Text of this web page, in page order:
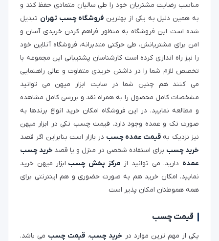
مناسب رضایت مشتریان خود را طی سالیان متمادی حفظ کند و
به همین دلیل به یکی از بهترین فروشگاه چسب تهران تبدیل
شده است این فروشگاه به منظور فراهم کردن خریدی آسان و
امن برای مشتریانش، طی حرکتی متدبرانه، فروشگاه آنلاین خود
را نیز راه اندازی کرده است کارشناسان پشتیبانی این مجموعه با
تخصص لازم شما را در داشتن خریدی متفاوت و عالی راهنمایی
می کنند هم چنین شما در سایت ابزار میهن می توانید
مشخصات کامل محصول را به همراه نقد و بررسی کامل مشاهده
و مطالعه نمایید. در این فروشگاه امکان خرید انواع برندها به
صورت تک و عمده وجود دارد. قیمت چسب تکی در ابزار میهن
نیز نزدیک به قیمت عمده چسب در بازار است بنابراین اگر قصد
خرید چسب برای استفاده شخصی در منزل و یا قصد خرید چسب
عمده دارید، می توانید از مرکز پخش چسب ابزار میهن خرید
نمایید. امکان خرید هم به صورت حضوری و هم اینترنتی برای
همه هموطنان امکان پذیر است
قیمت چسب
یکی از مهم ترین موارد در خرید چسب، قیمت چسب می باشد.